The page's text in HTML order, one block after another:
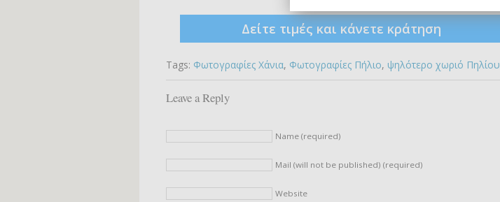
Δείτε τιμές και κάνετε κράτηση
Tags: Φωτογραφίες Xάνια, Φωτογραφίες Πήλιο, ψηλότερο χωριό Πηλίου
Leave a Reply
Name (required)
Mail (will not be published) (required)
Website